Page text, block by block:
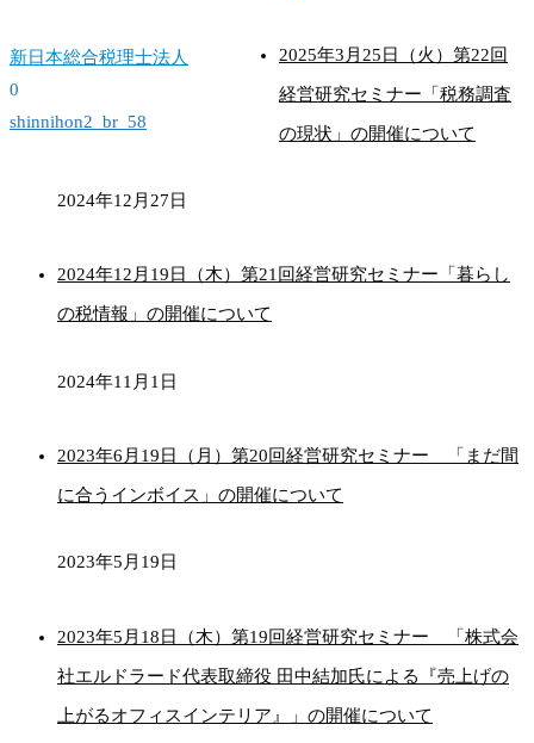
新日本総合税理士法人
0
投
ン
shinnihon2_br_58
2025年3月25日（火）第22回
経営研究セミナー「税務調査
の現状」の開催について
2024年12月27日
2024年12月19日（木）第21回経営研究セミナー「暮らし
の税情報」の開催について
2024年11月1日
2023年6月19日（月）第20回経営研究セミナー 「まだ間
に合うインボイス」の開催について
2023年5月19日
2023年5月18日（木）第19回経営研究セミナー 「株式会
社エルドラード代表取締役 田中結加氏による『売上げの
上がるオフィスインテリア』」の開催について